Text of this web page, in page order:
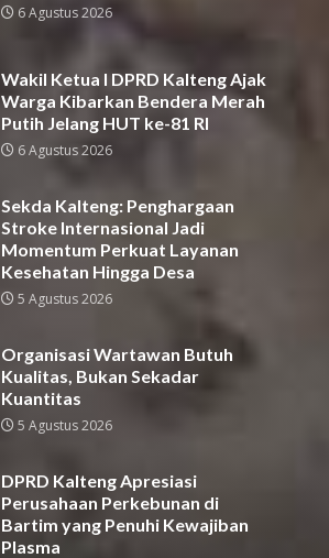
6 Agustus 2026
Wakil Ketua I DPRD Kalteng Ajak
Warga Kibarkan Bendera Merah
Putih Jelang HUT ke-81 RI
6 Agustus 2026
Sekda Kalteng: Penghargaan
Stroke Internasional Jadi
Momentum Perkuat Layanan
Kesehatan Hingga Desa
5 Agustus 2026
Organisasi Wartawan Butuh
Kualitas, Bukan Sekadar
Kuantitas
5 Agustus 2026
DPRD Kalteng Apresiasi
Perusahaan Perkebunan di
Bartim yang Penuhi Kewajiban
Plasma